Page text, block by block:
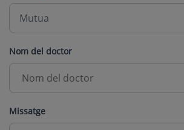
Nom del doctor
Missatge